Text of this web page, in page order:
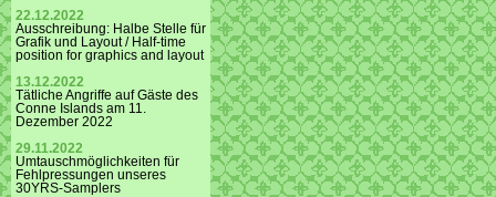
22.12.2022
Ausschreibung: Halbe Stelle für
Grafik und Layout / Half-time
position for graphics and layout
13.12.2022
Tätliche Angriffe auf Gäste des
Conne Islands am 11.
Dezember 2022
29.11.2022
Umtauschmöglichkeiten für
Fehlpressungen unseres
30YRS-Samplers